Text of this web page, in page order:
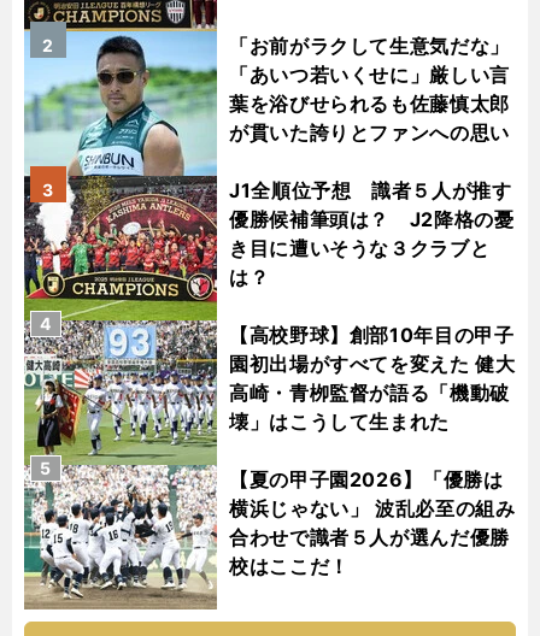
「お前がラクして生意気だな」
「あいつ若いくせに」厳しい言
葉を浴びせられるも佐藤慎太郎
が貫いた誇りとファンへの思い
2
J1全順位予想 識者５人が推す
優勝候補筆頭は？ J2降格の憂
き目に遭いそうな３クラブと
は？
3
【高校野球】創部10年目の甲子
園初出場がすべてを変えた 健大
高崎・青栁監督が語る「機動破
壊」はこうして生まれた
4
【夏の甲子園2026】「優勝は
横浜じゃない」 波乱必至の組み
合わせで識者５人が選んだ優勝
校はここだ！
5